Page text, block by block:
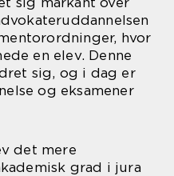
hvor
en elev. Denne
sig, og i dag er
og eksamener
det mere
grad i jura